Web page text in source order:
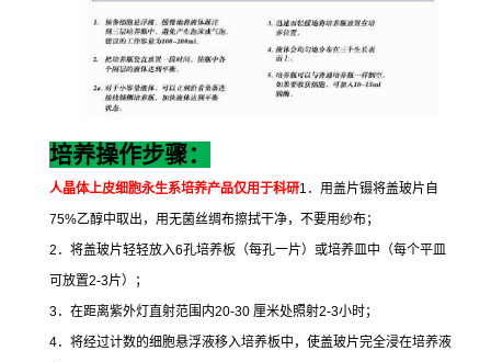
培养操作步骤：
人晶体上皮细胞永生系培养产品仅用于科研1 ．用盖片镊将盖玻片自
75%乙醇中取出，用无菌丝绸布擦拭干净，不要用纱布；
2 ．将盖玻片轻轻放入6孔培养板（每孔一片）或培养皿中（每个平皿
可放置2-3片）；
3．在距离紫外灯直射范围内20-30 厘米处照射2-3小时；
4．将经过计数的细胞悬浮液移入培养板中，使盖玻片完全浸在培养液